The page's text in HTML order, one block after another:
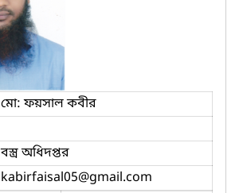
মো: ফয়সাল কবীর
বস্ত্র অধিদপ্তর
kabirfaisal05@gmail.com